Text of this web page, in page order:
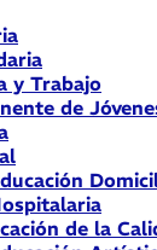
y Trabajo
de
de la